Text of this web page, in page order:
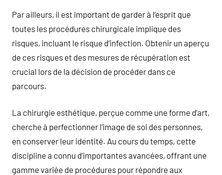
Par ailleurs, il est important de garder à l’esprit que
toutes les procédures chirurgicale implique des
risques, incluant le risque d’infection. Obtenir un aperçu
de ces risques et des mesures de récupération est
crucial lors de la décision de procéder dans ce
parcours.
La chirurgie esthétique, perçue comme une forme d’art,
cherche à perfectionner l’image de soi des personnes,
en conserver leur identité. Au cours du temps, cette
discipline a connu d’importantes avancées, offrant une
gamme variée de procédures pour répondre aux